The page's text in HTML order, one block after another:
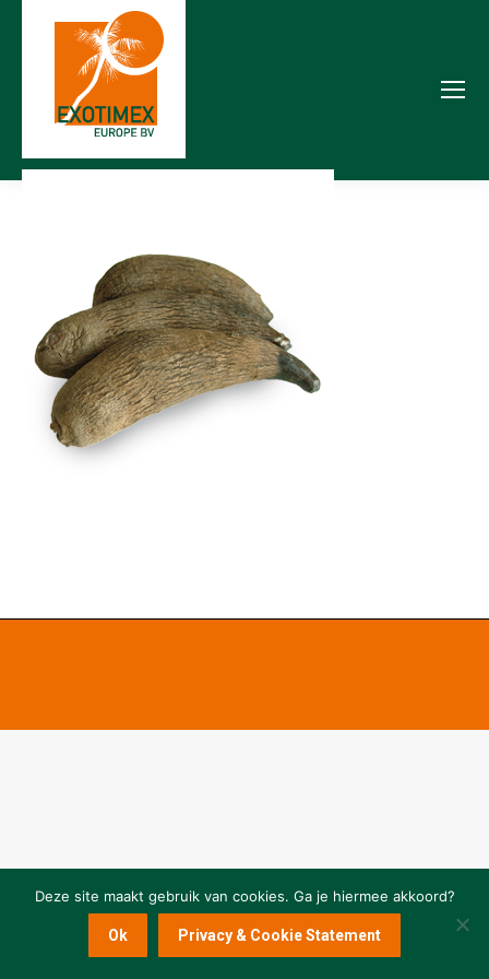
Deze site maakt gebruik van cookies. Ga je hiermee akkoord?
Ok Privacy & Cookie Statement